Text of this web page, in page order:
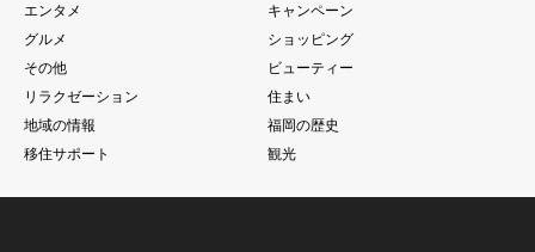
エンタメ
キャンペーン
グルメ
ショッピング
その他
ビューティー
リラクゼーション
住まい
地域の情報
福岡の歴史
移住サポート
観光